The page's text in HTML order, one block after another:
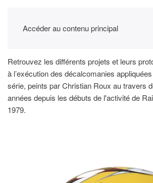
Accéder au contenu principal
Retrouvez les différents projets et leurs
à l’exécution des décalcomanies
série, peints par Christian Roux au travers
années depuis les débuts de l'activité de
1979.